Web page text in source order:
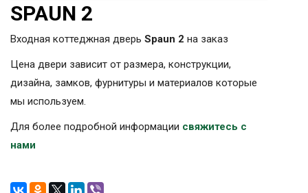
SPAUN 2
Входная коттеджная дверь Spaun 2 на заказ
Цена двери зависит от размера, конструкции,
дизайна, замков, фурнитуры и материалов которые
мы используем.
Для более подробной информации свяжитесь с
нами